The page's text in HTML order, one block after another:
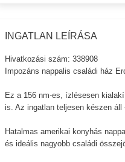
INGATLAN LEÍRÁSA
Hivatkozási szám: 338908
Impozáns nappalis családi ház
Ez a 156 nm-es, ízlésesen
is. Az ingatlan teljesen készen
Hatalmas amerikai konyhás
és ideális nagyobb családi